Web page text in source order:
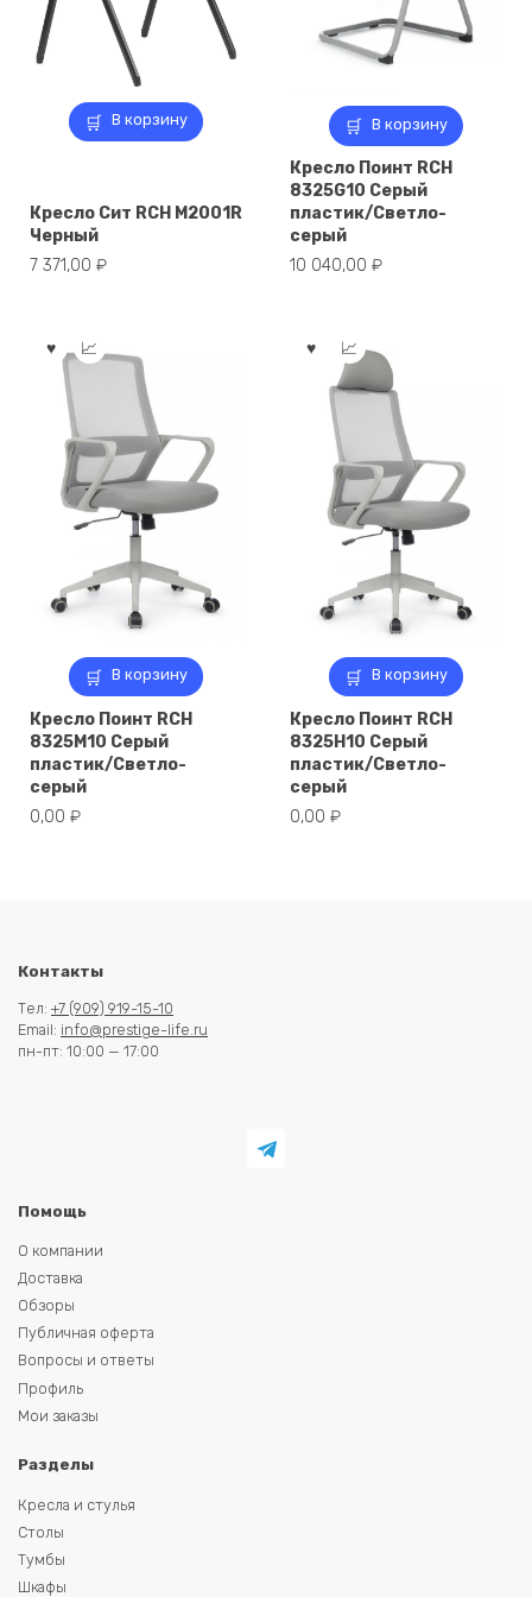
В корзину
Кресло Сит RCH M2001R
Черный
7 371,00 ₽
В корзину
Кресло Поинт RCH
8325G10 Серый
пластик/Светло-
серый
10 040,00 ₽
В корзину
Кресло Поинт RCH
8325M10 Серый
пластик/Светло-
серый
0,00 ₽
В корзину
Кресло Поинт RCH
8325H10 Серый
пластик/Светло-
серый
0,00 ₽
Контакты
Тел: +7 (909) 919-15-10
Email: info@prestige-life.ru
пн-пт: 10:00 — 17:00
Помощь
О компании
Доставка
Обзоры
Публичная оферта
Вопросы и ответы
Профиль
Мои заказы
Разделы
Кресла и стулья
Столы
Тумбы
Шкафы